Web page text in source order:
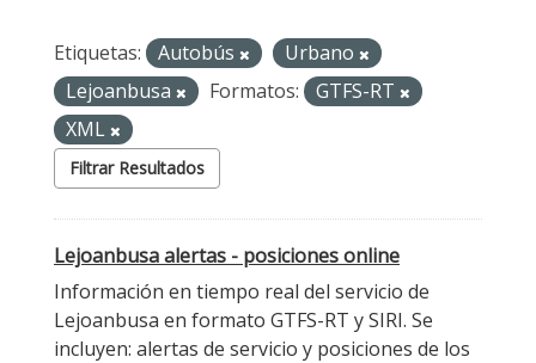
Etiquetas: Autobús
Urbano
Lejoanbusa
Formatos:
GTFS-RT
XML
Filtrar Resultados
Lejoanbusa alertas - posiciones online
Información en tiempo real del servicio de
Lejoanbusa en formato GTFS-RT y SIRI. Se
incluyen: alertas de servicio y posiciones de los